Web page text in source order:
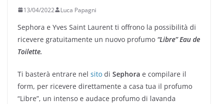
13/04/2022 Luca Papagni
Sephora e Yves Saint Laurent ti offrono la possibilità di
ricevere gratuitamente un nuovo profumo “Libre” Eau de
Toilette.
Ti basterà entrare nel sito di Sephora e compilare il
form, per ricevere direttamente a casa tua il profumo
“Libre”, un intenso e audace profumo di lavanda